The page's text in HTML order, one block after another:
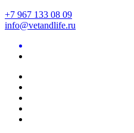
+7 967 133 08 09
info@vetandlife.ru